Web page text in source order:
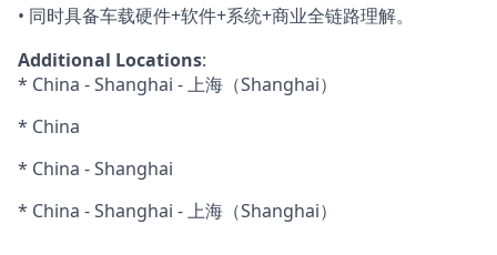
• 同时具备车载硬件+软件+系统+商业全链路理解。
Additional Locations:
* China - Shanghai - 上海（Shanghai）
* China
* China - Shanghai
* China - Shanghai - 上海（Shanghai）